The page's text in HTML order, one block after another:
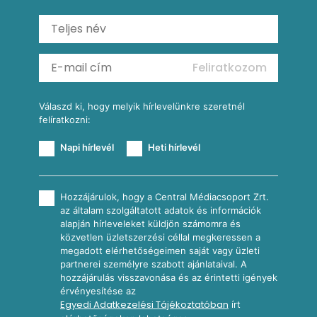
Ratatouille
Almás-kéksajtos kukoricasaláta
Köretek
Reggeli receptek
Feliratkozom
Válaszd ki, hogy melyik hírlevelünkre szeretnél
felíratkozni:
Napi hírlevél Heti hírlevél
Hozzájárulok, hogy a Central Médiacsoport Zrt.
az általam szolgáltatott adatok és információk
alapján hírleveleket küldjön számomra és
közvetlen üzletszerzési céllal megkeressen a
megadott elérhetőségeimen saját vagy üzleti
partnerei személyre szabott ajánlataival. A
hozzájárulás visszavonása és az érintetti igények
érvényesítése az
Egyedi Adatkezelési Tájékoztatóban írt